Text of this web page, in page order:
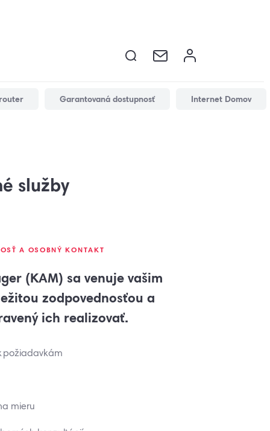
Garantovaná dostupnosť Internet Domov
služby
A OSOBNÝ KONTAKT
(KAM) sa venuje vašim
zodpovednosťou a
ich realizovať.
požiadavkám
mieru